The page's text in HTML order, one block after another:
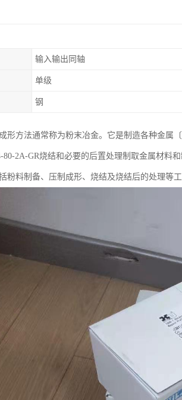
输入输出同轴
单级
钢
形方法通常称为粉末冶金。它是制造各种金属
80-2A-GR烧结和必要的后置处理制取金属材料
粉料制备、压制成形、烧结及烧结后的处理等工